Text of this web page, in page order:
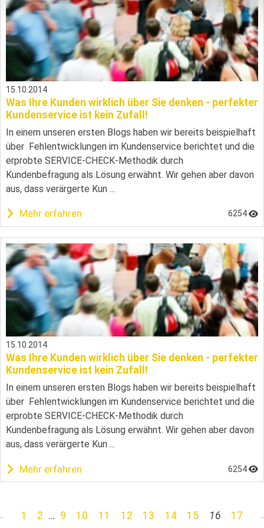
15.10.2014
Was Ihre Kunden wirklich über Sie denken - perfekter
Kundenservice ist kein Zufall!
In einem unseren ersten Blogs haben wir bereits beispielhaft
über Fehlentwicklungen im Kundenservice berichtet und die
erprobte SERVICE-CHECK-Methodik durch
Kundenbefragung als Lösung erwähnt. Wir gehen aber davon
aus, dass verärgerte Kun ...
Mehr erfahren 6254
15.10.2014
Was Ihre Kunden wirklich über Sie denken - perfekter
Kundenservice ist kein Zufall!
In einem unseren ersten Blogs haben wir bereits beispielhaft
über Fehlentwicklungen im Kundenservice berichtet und die
erprobte SERVICE-CHECK-Methodik durch
Kundenbefragung als Lösung erwähnt. Wir gehen aber davon
aus, dass verärgerte Kun ...
Mehr erfahren 6254
1 2 … 9 10 11 12 13 14 15 16 17